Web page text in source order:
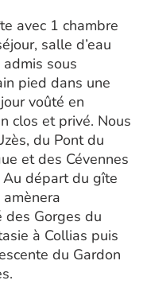
avec 1 chambre
salle d’eau
sous
pied dans une
voûté en
clos et privé. Nous
du Pont du
et des Cévennes
départ du gîte
Gorges du
à Collias puis
du Gardon